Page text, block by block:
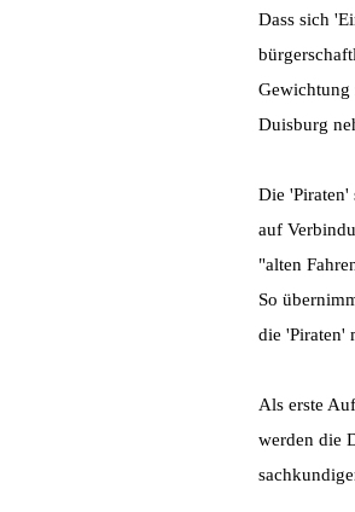
Dass sich
Gewichtung
Duisburg
Die 'Piraten'
auf
"alten
So
die 'Piraten'
Als erste
werden die